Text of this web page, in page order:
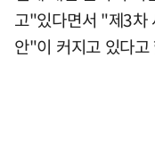
고"있다면서 "제3차
안"이 커지고 있다고